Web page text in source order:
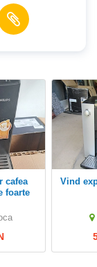
foarte
Vind expresor cafea Jura